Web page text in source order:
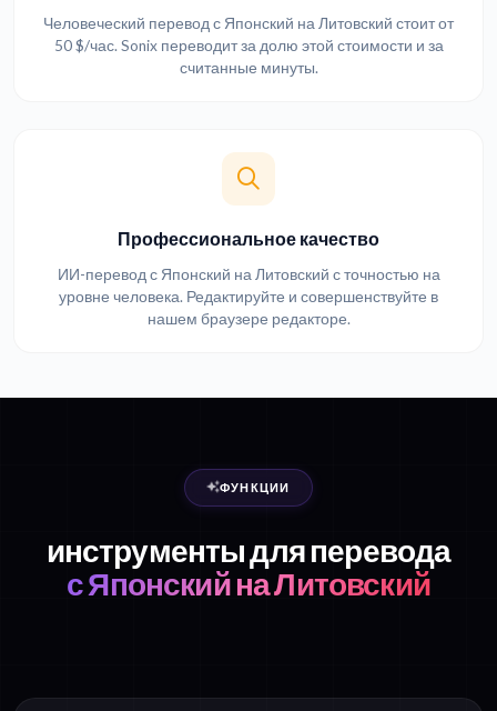
Человеческий перевод с Японский на Литовский стоит от
50 $/час. Sonix переводит за долю этой стоимости и за
считанные минуты.
Профессиональное качество
ИИ-перевод с Японский на Литовский с точностью на
уровне человека. Редактируйте и совершенствуйте в
нашем браузере редакторе.
ФУНКЦИИ
инструменты для перевода
с Японский на Литовский